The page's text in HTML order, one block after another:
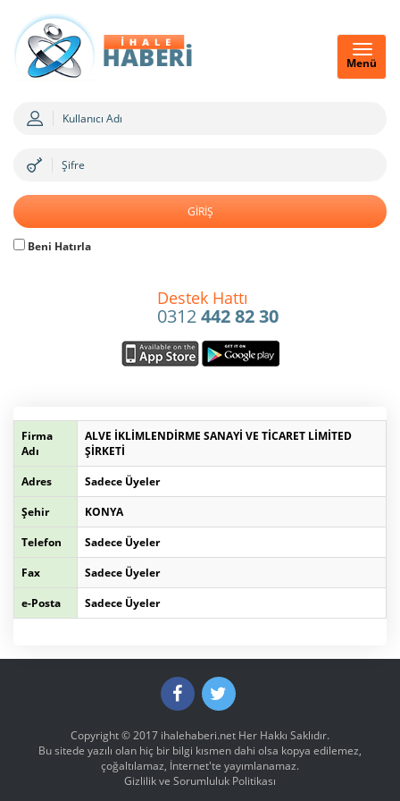
Menü
Beni Hatırla
Destek Hattı
0312442 82 30
Firma
Adı
ALVE İKLİMLENDİRME SANAYİ VE TİCARET LİMİTED
ŞİRKETİ
Adres
Sadece Üyeler
Şehir
KONYA
Telefon
Sadece Üyeler
Fax
Sadece Üyeler
e-Posta
Sadece Üyeler
Copyright © 2017 ihalehaberi.net Her Hakkı Saklıdır.
Bu sitede yazılı olan hiç bir bilgi kısmen dahi olsa kopya edilemez,
çoğaltılamaz, İnternet'te yayımlanamaz.
Gizlilik ve Sorumluluk Politikası